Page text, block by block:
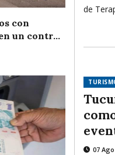
con
un control
de
07